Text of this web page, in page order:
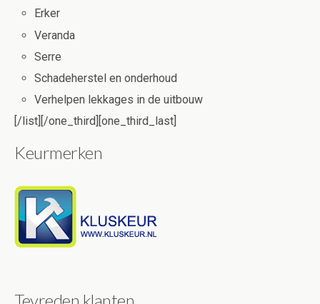
Erker
Veranda
Serre
Schadeherstel en onderhoud
Verhelpen lekkages in de uitbouw
[/list][/one_third][one_third_last]
Keurmerken